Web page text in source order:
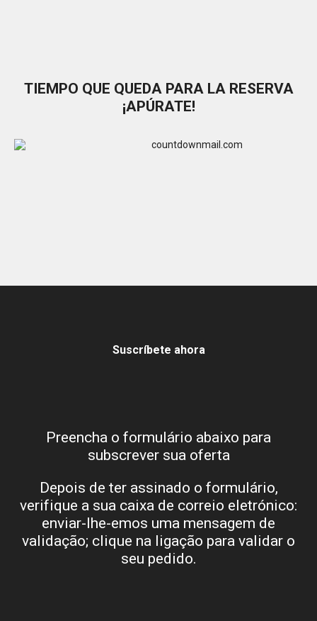
TIEMPO QUE QUEDA PARA LA RESERVA
¡APÚRATE!
Suscríbete ahora
Preencha o formulário abaixo para
subscrever sua oferta
Depois de ter assinado o formulário,
verifique a sua caixa de correio eletrónico:
enviar-lhe-emos uma mensagem de
validação; clique na ligação para validar o
seu pedido.